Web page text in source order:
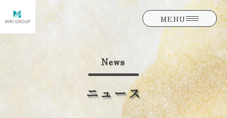
MENU
News
ニュース